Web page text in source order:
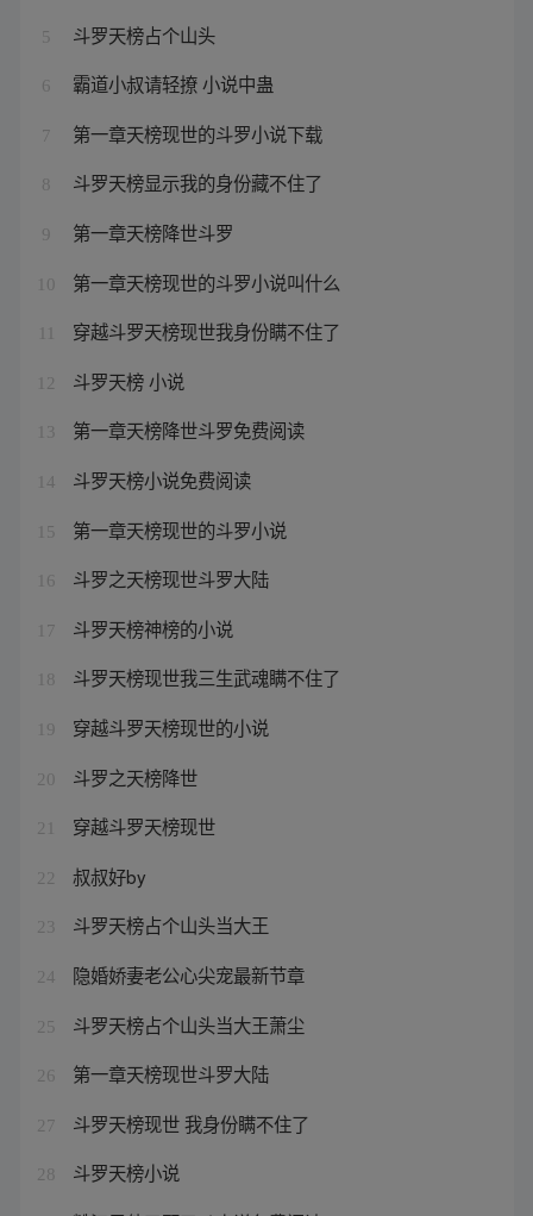
5 斗罗天榜占个山头
6 霸道小叔请轻撩 小说中蛊
7 第一章天榜现世的斗罗小说下载
8 斗罗天榜显示我的身份藏不住了
9 第一章天榜降世斗罗
10 第一章天榜现世的斗罗小说叫什么
穿越斗罗天榜现世我身份瞒不住了
12 斗罗天榜 小说
13 第一章天榜降世斗罗免费阅读
14 斗罗天榜小说免费阅读
15 第一章天榜现世的斗罗小说
16 斗罗之天榜现世斗罗大陆
17 斗罗天榜神榜的小说
18 斗罗天榜现世我三生武魂瞒不住了
19 穿越斗罗天榜现世的小说
20 斗罗之天榜降世
21 穿越斗罗天榜现世
22 叔叔好by
23 斗罗天榜占个山头当大王
24 隐婚娇妻老公心尖宠最新节章
25 斗罗天榜占个山头当大王萧尘
26 第一章天榜现世斗罗大陆
27 斗罗天榜现世 我身份瞒不住了
28 斗罗天榜小说